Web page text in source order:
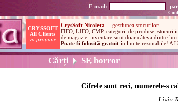
E-mail:
Cărți SF, horror
Cifrele sunt reci, numerele-s